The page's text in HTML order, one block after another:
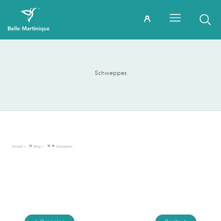
Schweppes
Accueil » Blog » » Schweppes